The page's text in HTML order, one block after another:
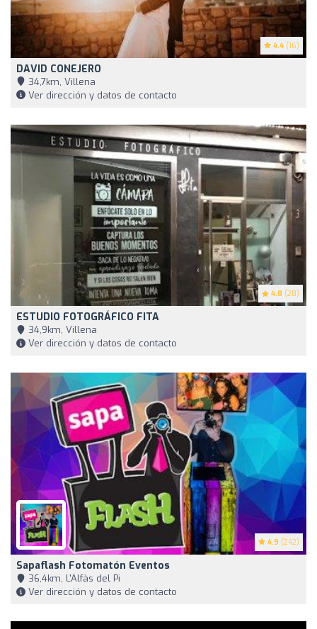
4.4 (16)
DAVID CONEJERO
34,7km, Villena
Ver dirección y datos de contacto
4.8 (28)
ESTUDIO FOTOGRÁFICO FITA
34,9km, Villena
Ver dirección y datos de contacto
4.9 (242)
Sapaflash Fotomatón Eventos
36,4km, L'Alfàs del Pi
Ver dirección y datos de contacto